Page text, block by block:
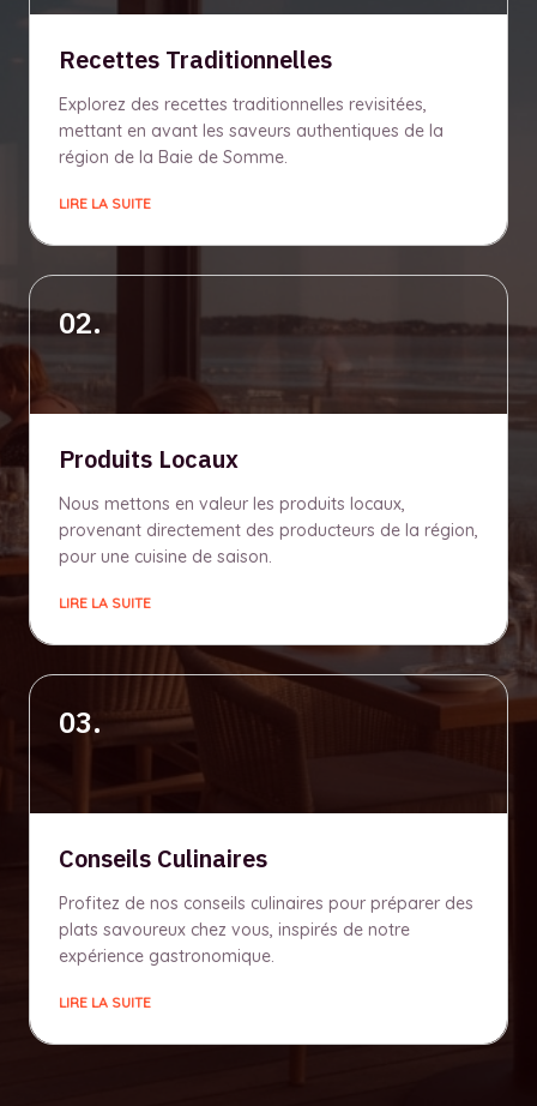
Recettes Traditionnelles
Explorez des recettes traditionnelles revisitées,
mettant en avant les saveurs authentiques de la
région de la Baie de Somme.
LIRE LA SUITE
02.
Produits Locaux
Nous mettons en valeur les produits locaux,
provenant directement des producteurs de la région,
pour une cuisine de saison.
LIRE LA SUITE
03.
Conseils Culinaires
Profitez de nos conseils culinaires pour préparer des
plats savoureux chez vous, inspirés de notre
expérience gastronomique.
LIRE LA SUITE